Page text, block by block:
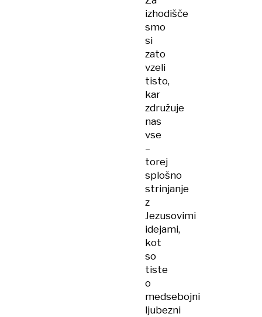
izhodišče
smo
si
zato
vzeli
tisto,
kar
združuje
nas
vse
–
torej
splošno
strinjanje
z
Jezusovimi
idejami,
kot
so
tiste
o
medsebojni
ljubezni